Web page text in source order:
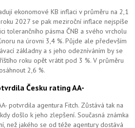
ekonomové KB inflaci v průměru na 2,1
2027 se pak meziroční inflace nejspíše
tolerančního pásma ČNB a svého vrcholu
na úrovni 3,4 %. Půjde ale především
základny a s jeho odezníváním by se
roku opět vrátit pod 3 %. V průměru
2,6 %.
Česku rating AA-
potvrdila agentura Fitch. Zůstává tak na
došlo k jeho zlepšení. Současná známka
než jakého se od téže agentury dostává